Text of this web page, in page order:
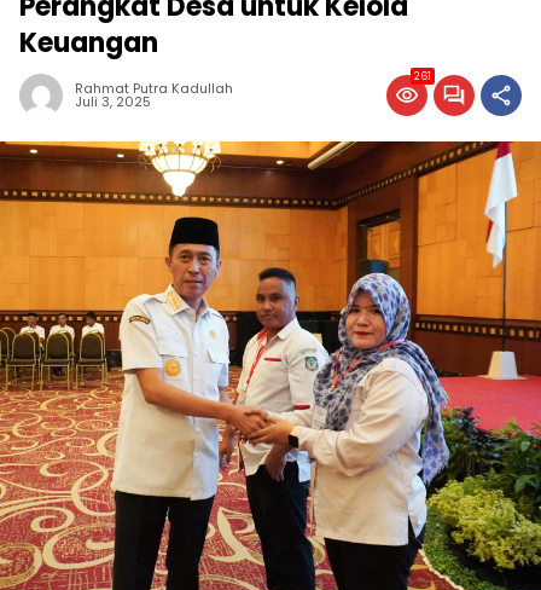
Keuangan
Rahmat Putra Kadullah
Juli 3, 2025
261